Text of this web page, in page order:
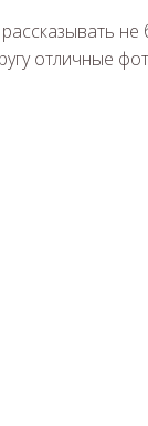
не
отличные